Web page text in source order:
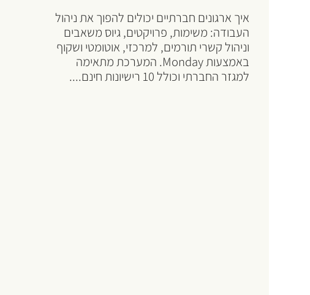
איך ארגונים חברתיים יכולים להפוך את ניהול
העבודה: משימות, פרויקטים, גיוס משאבים
וניהול קשרי תורמים, למרכזי, אוטומטי ושקוף
באמצעות Monday. המערכת מתאימה
למגזר החברתי וכולל 10 רישיונות חינם....